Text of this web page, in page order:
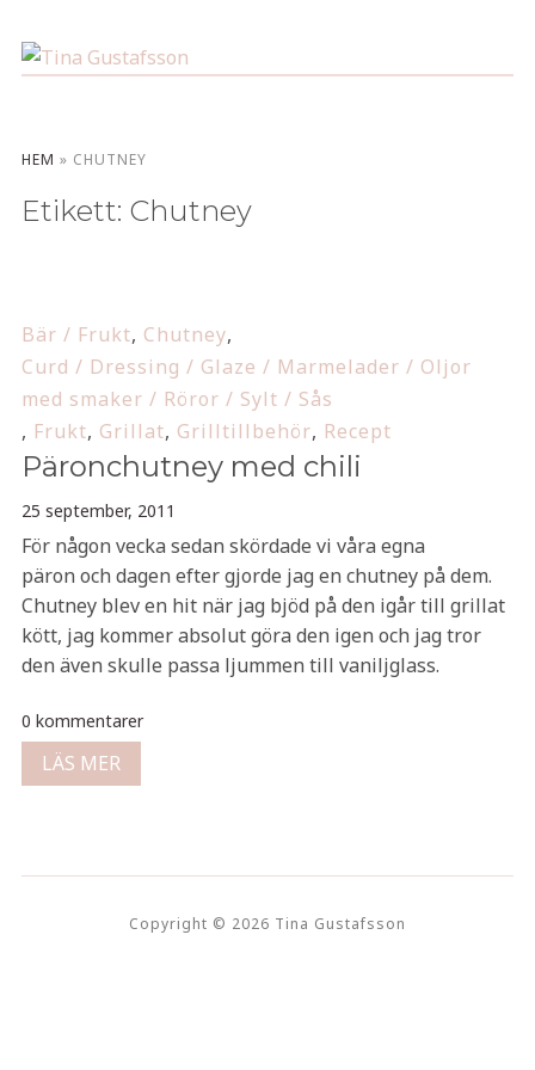
HEM » CHUTNEY
Etikett: Chutney
Bär / Frukt, Chutney,
Curd / Dressing / Glaze / Marmelader / Oljor
med smaker / Röror / Sylt / Sås
, Frukt, Grillat, Grilltillbehör, Recept
Päronchutney med chili
25 september, 2011
För någon vecka sedan skördade vi våra egna
päron och dagen efter gjorde jag en chutney på dem.
Chutney blev en hit när jag bjöd på den igår till grillat
kött, jag kommer absolut göra den igen och jag tror
den även skulle passa ljummen till vaniljglass.
0 kommentarer
LÄS MER
Copyright © 2026 Tina Gustafsson